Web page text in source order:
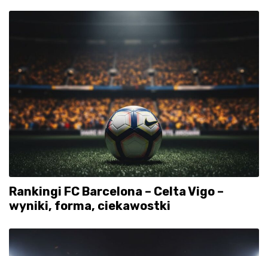
Rankingi FC Barcelona – Celta Vigo –
wyniki, forma, ciekawostki